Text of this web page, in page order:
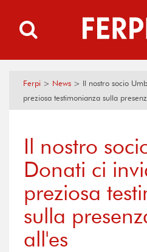
Ferpi > News > Il nostro socio
preziosa testimonianza sulla
Il nostro
Donati ci
preziosa
sulla
all'es